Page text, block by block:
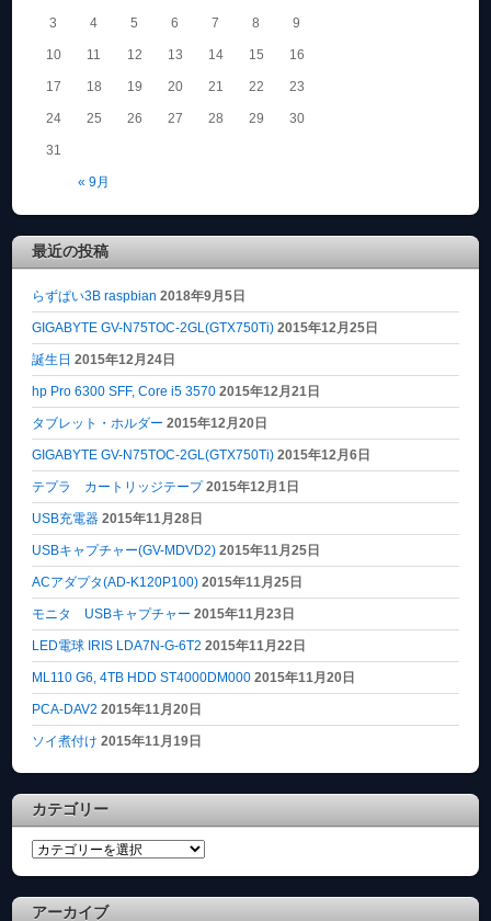
« 9月
3 4 5 6 7 8 9
10 11 12 13 14 15 16
17 18 19 20 21 22 23
24 25 26 27 28 29 30
31
最近の投稿
らずぱい3B raspbian 2018年9月5日
GIGABYTE GV-N75TOC-2GL(GTX750Ti) 2015年12月25日
誕生日 2015年12月24日
hp Pro 6300 SFF, Core i5 3570 2015年12月21日
タブレット・ホルダー 2015年12月20日
GIGABYTE GV-N75TOC-2GL(GTX750Ti) 2015年12月6日
テプラ カートリッジテープ 2015年12月1日
USB充電器 2015年11月28日
USBキャプチャー(GV-MDVD2) 2015年11月25日
ACアダプタ(AD-K120P100) 2015年11月25日
モニタ USBキャプチャー 2015年11月23日
LED電球 IRIS LDA7N-G-6T2 2015年11月22日
ML110 G6, 4TB HDD ST4000DM000 2015年11月20日
PCA-DAV2 2015年11月20日
ソイ煮付け 2015年11月19日
カテゴリー
カ
リ
アーカイブ